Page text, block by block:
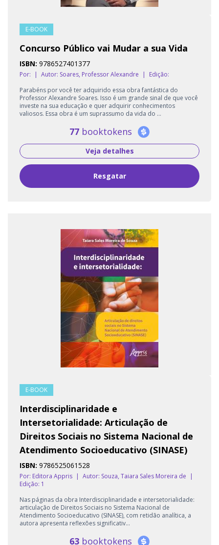
E-BOOK
Concurso Público vai Mudar a sua Vida
ISBN: 9786527401377
Por: | Autor: Soares, Professor Alexandre |
Edição:
Parabéns por você ter adquirido essa obra fantástica do
Professor Alexandre Soares. Isso é um grande sinal de que você
investe na sua educação e quer adquirir conhecimentos
valiosos. Essa obra é um suprassumo da vida do ...
77 booktokens
Veja detalhes
Resgatar
E-BOOK
Interdisciplinaridade e
Intersetorialidade: Articulação de
Direitos Sociais no Sistema Nacional de
Atendimento Socioeducativo (SINASE)
ISBN: 9786525061528
Por: Editora Appris | Autor: Souza, Taiara Sales Moreira de
|
Edição: 1
Nas páginas da obra Interdisciplinaridade e intersetorialidade:
articulação de Direitos Sociais no Sistema Nacional de
Atendimento Socioeducativo (SINASE), com retidão analítica, a
autora apresenta reflexões significativ...
63 booktokens